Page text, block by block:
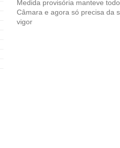
Medida provisória manteve
Câmara e agora só precisa da
vigor